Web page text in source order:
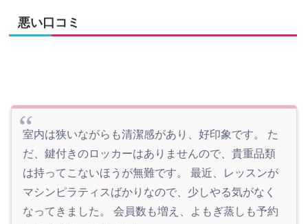
悪い口コミ
室内は狭いながらも清潔感があり、好印象です。 た
だ、鍵付きのロッカーはありませんので、貴重品類
は持ってこないほうが無難です。 最近、レッスンが
マシンピラティスばかりなので、少しやる気がなく
なってきました。 会員数も増え、よもぎ蒸しも予約